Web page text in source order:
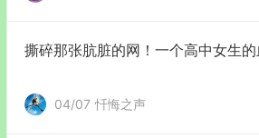
撕碎那张肮脏的网！一个高中女生
04/07 忏悔之声